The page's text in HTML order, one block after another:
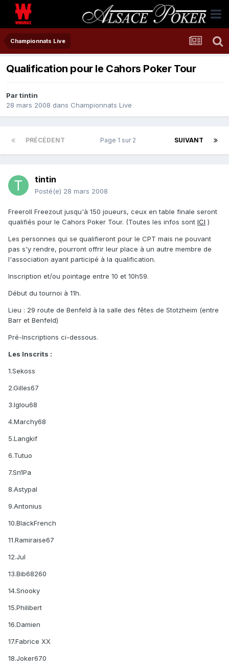
Championnats Live
Qualification pour le Cahors Poker Tour
Partintin
28 mars 2008 dans Championnats Live
PRÉCÉDENT SUIVANT
Page 1 sur 2
tintin
Posté(e) 28 mars 2008
Freeroll Freezout jusqu'à 150 joueurs, ceux en table finale seront
qualifiés pour le Cahors Poker Tour. (Toutes les infos sont ICI )
Les personnes qui se qualifieront pour le CPT mais ne pouvant
pas s'y rendre, pourront offrir leur place à un autre membre de
l'association ayant participé à la qualification.
Inscription et/ou pointage entre 10 et 10h59.
Début du tournoi à 11h.
Lieu : 29 route de Benfeld à la salle des fêtes de Stotzheim (entre
Barr et Benfeld)
Pré-Inscriptions ci-dessous.
Les Inscrits :
1.Sekoss
2.Gilles67
3.Iglou68
4.Marchy68
5.Langkif
6.Tutuo
7.Sn1Pa
8.Astypal
9.Antonius
10.BlackFrench
11.Ramiraise67
12.Jul
13.Bib68260
14.Snooky
15.Philibert
16.Damien
17.Fabrice XX
18.Joker670